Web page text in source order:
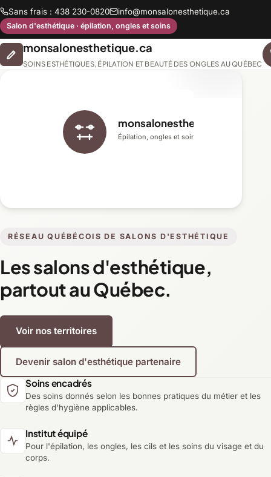
Sans frais : 438 230-0820 info@monsalonesthetique.ca
Salon d'esthétique · épilation, ongles et soins
monsalonesthetique.ca
SOINS ESTHÉTIQUES, ÉPILATION ET BEAUTÉ DES ONGLES AU QUÉBEC
RÉSEAU QUÉBÉCOIS DE SALONS D'ESTHÉTIQUE
Les salons d'esthétique,
partout au Québec.
Voir nos territoires
Devenir salon d'esthétique partenaire
monsalonesthetique.ca
Épilation, ongles et soins du visage
Soins encadrés
Des soins donnés selon les bonnes pratiques du métier et les
règles d'hygiène applicables.
Institut équipé
Pour l'épilation, les ongles, les cils et les soins du visage et du
corps.